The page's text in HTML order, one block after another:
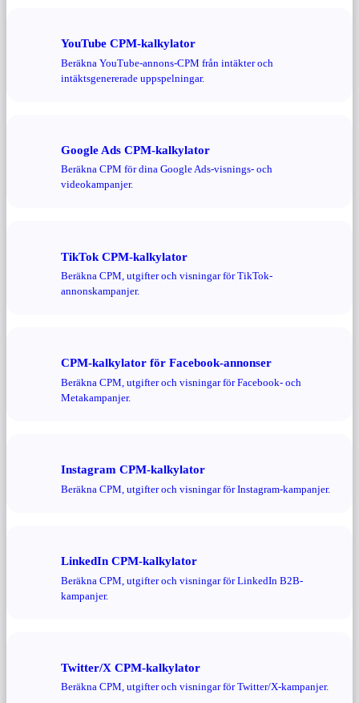
YouTube CPM-kalkylator
Beräkna YouTube-annons-CPM från intäkter och
intäktsgenererade uppspelningar.
Google Ads CPM-kalkylator
Beräkna CPM för dina Google Ads-visnings- och
videokampanjer.
TikTok CPM-kalkylator
Beräkna CPM, utgifter och visningar för TikTok-
annonskampanjer.
CPM-kalkylator för Facebook-annonser
Beräkna CPM, utgifter och visningar för Facebook- och
Metakampanjer.
Instagram CPM-kalkylator
Beräkna CPM, utgifter och visningar för Instagram-kampanjer.
LinkedIn CPM-kalkylator
Beräkna CPM, utgifter och visningar för LinkedIn B2B-
kampanjer.
Twitter/X CPM-kalkylator
Beräkna CPM, utgifter och visningar för Twitter/X-kampanjer.